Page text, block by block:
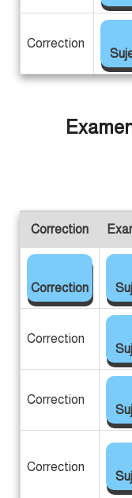
Correction
Correction
Correction
Correction
Correction
Correction